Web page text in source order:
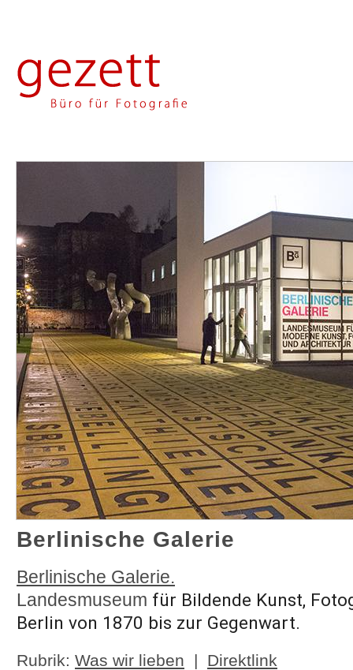
Berlinische Galerie
Berlinische Galerie.
Landesmuseum für Bildende Kunst,
Berlin von 1870 bis zur Gegenwart.
Rubrik: Was wir lieben | Direktlink